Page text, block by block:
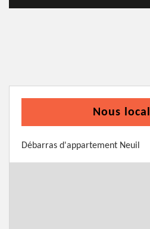
Nous
Débarras d'appartement Neuil